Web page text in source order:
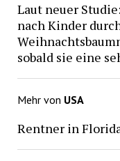
Laut neuer
nach Kinder
sobald sie eine
Mehr von USA
Rentner in